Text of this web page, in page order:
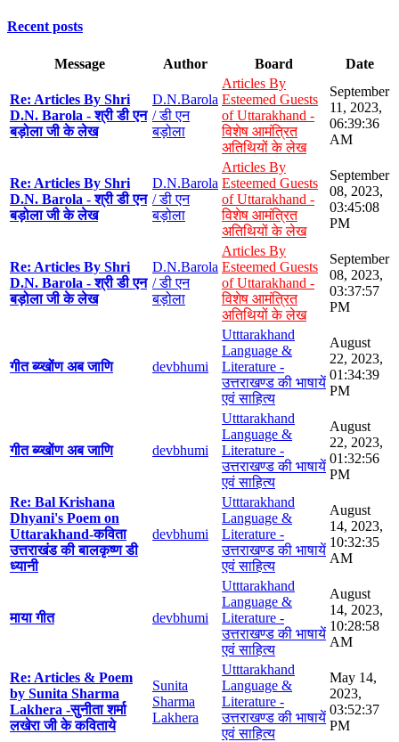
Recent posts
Message Author Board Date
Re: Articles By Shri
D.N. Barola - श्री डी एन
बड़ोला जी के लेख
D.N.Barola
/ डी एन
बड़ोला
Articles By
Esteemed Guests
of Uttarakhand -
विशेष आमंत्रित
अतिथियों के लेख
September
11, 2023,
06:39:36
AM
Re: Articles By Shri
D.N. Barola - श्री डी एन
बड़ोला जी के लेख
D.N.Barola
/ डी एन
बड़ोला
Articles By
Esteemed Guests
of Uttarakhand -
विशेष आमंत्रित
अतिथियों के लेख
September
08, 2023,
03:45:08
PM
Re: Articles By Shri
D.N. Barola - श्री डी एन
बड़ोला जी के लेख
D.N.Barola
/ डी एन
बड़ोला
Articles By
Esteemed Guests
of Uttarakhand -
विशेष आमंत्रित
अतिथियों के लेख
September
08, 2023,
03:37:57
PM
गीत ब्य्खोंण अब जाणि devbhumi
Utttarakhand
Language &
Literature -
उत्तराखण्ड की भाषायें
एवं साहित्य
August
22, 2023,
01:34:39
PM
गीत ब्य्खोंण अब जाणि devbhumi
Utttarakhand
Language &
Literature -
उत्तराखण्ड की भाषायें
एवं साहित्य
August
22, 2023,
01:32:56
PM
Re: Bal Krishana
Dhyani's Poem on
Uttarakhand-कविता
उत्तराखंड की बालकृष्ण डी
ध्यानी
devbhumi
Utttarakhand
Language &
Literature -
उत्तराखण्ड की भाषायें
एवं साहित्य
August
14, 2023,
10:32:35
AM
माया गीत devbhumi
Utttarakhand
Language &
Literature -
उत्तराखण्ड की भाषायें
एवं साहित्य
August
14, 2023,
10:28:58
AM
Re: Articles & Poem
by Sunita Sharma
Lakhera -सुनीता शर्मा
लखेरा जी के कविताये
Sunita
Sharma
Lakhera
Utttarakhand
Language &
Literature -
उत्तराखण्ड की भाषायें
एवं साहित्य
May 14,
2023,
03:52:37
PM